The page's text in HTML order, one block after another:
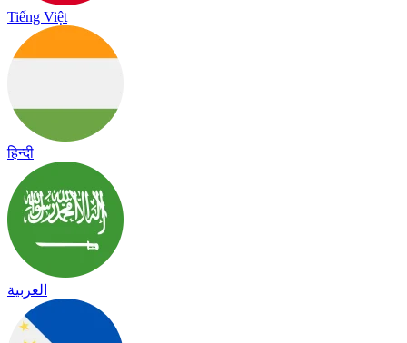
Tiếng Việt
हिन्दी
العربية